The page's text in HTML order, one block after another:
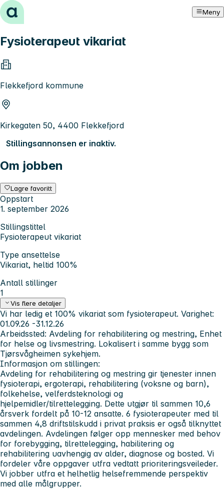
Hopp til innhold Meny
Fysioterapeut vikariat
Flekkefjord kommune
Kirkegaten 50, 4400 Flekkefjord
Stillingsannonsen er inaktiv.
Om jobben
Lagre favoritt
Oppstart
1. september 2026
Stillingstittel
Fysioterapeut vikariat
Type ansettelse
Vikariat, heltid 100%
Antall stillinger
1
Vis flere detaljer
Vi har ledig et 100% vikariat som fysioterapeut. Varighet:
01.09.26 -31.12.26
Arbeidssted: Avdeling for rehabilitering og mestring, Enhet
for helse og livsmestring. Lokalisert i samme bygg som
Tjørsvågheimen sykehjem.
Informasjon om stillingen:
Avdeling for rehabilitering og mestring gir tjenester innen
fysioterapi, ergoterapi, rehabilitering (voksne og barn),
folkehelse, velferdsteknologi og
hjelpemidler/tilrettelegging. Dette utgjør til sammen 10,6
årsverk fordelt på 10-12 ansatte. 6 fysioterapeuter med til
sammen 4,8 driftstilskudd i privat praksis er også tilknyttet
avdelingen. Avdelingen følger opp mennesker med behov
for forebygging, tilrettelegging, habilitering og
rehabilitering uavhengig av alder, diagnose og bosted. Vi
fordeler våre oppgaver utfra vedtatt prioriteringsveileder.
Vi jobber utfra et helhetlig helsefremmende perspektiv
med alle målgrupper.